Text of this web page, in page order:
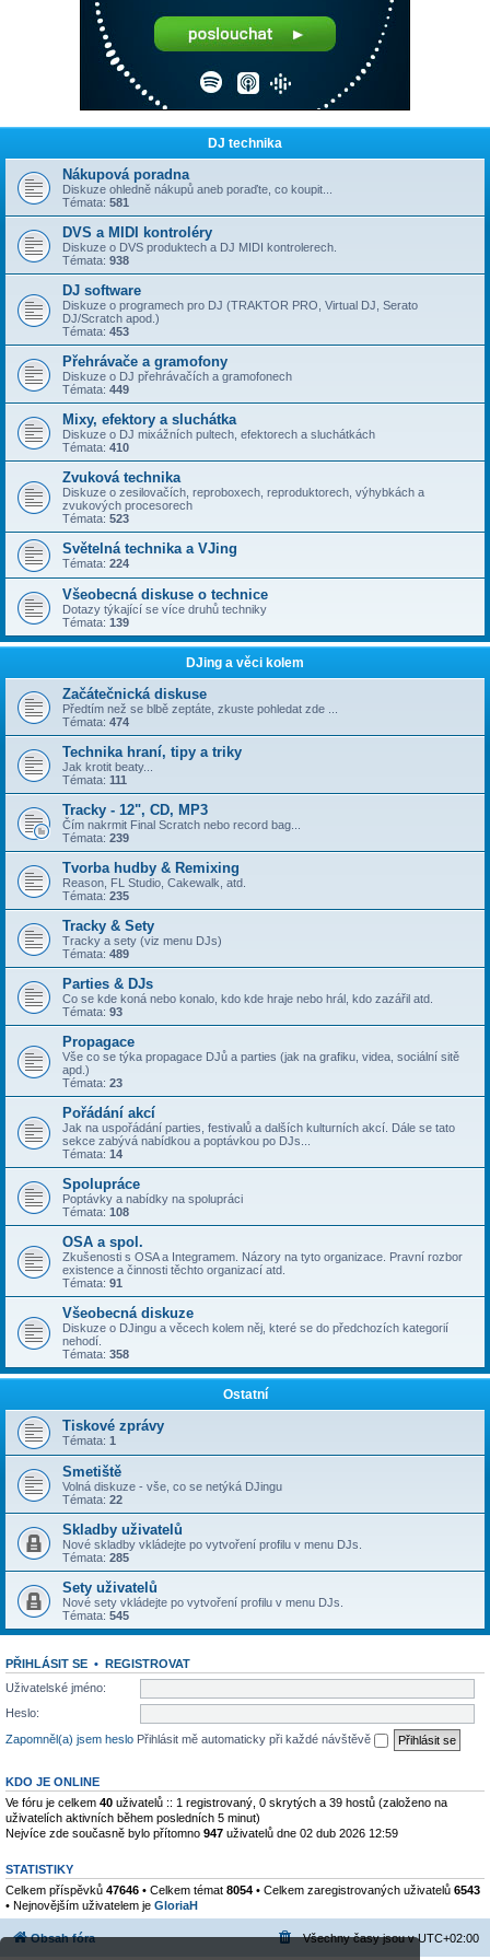
DJ technika
Nákupová poradna
Diskuze ohledně nákupů aneb poraďte, co koupit...
Témata: 581
DVS a MIDI kontroléry
Diskuze o DVS produktech a DJ MIDI kontrolerech.
Témata: 938
DJ software
Diskuze o programech pro DJ (TRAKTOR PRO, Virtual DJ, Serato
DJ/Scratch apod.)
Témata: 453
Přehrávače a gramofony
Diskuze o DJ přehrávačích a gramofonech
Témata: 449
Mixy, efektory a sluchátka
Diskuze o DJ mixážních pultech, efektorech a sluchátkách
Témata: 410
Zvuková technika
Diskuze o zesilovačích, reproboxech, reproduktorech, výhybkách a
zvukových procesorech
Témata: 523
Světelná technika a VJing
Témata: 224
Všeobecná diskuse o technice
Dotazy týkající se více druhů techniky
Témata: 139
DJing a věci kolem
Začátečnická diskuse
Předtím než se blbě zeptáte, zkuste pohledat zde ...
Témata: 474
Technika hraní, tipy a triky
Jak krotit beaty...
Témata: 111
Tracky - 12", CD, MP3
Čím nakrmit Final Scratch nebo record bag...
Témata: 239
Tvorba hudby & Remixing
Reason, FL Studio, Cakewalk, atd.
Témata: 235
Tracky & Sety
Tracky a sety (viz menu DJs)
Témata: 489
Parties & DJs
Co se kde koná nebo konalo, kdo kde hraje nebo hrál, kdo zazářil atd.
Témata: 93
Propagace
Vše co se týka propagace DJů a parties (jak na grafiku, videa, sociální sitě
apd.)
Témata: 23
Pořádání akcí
Jak na uspořádání parties, festivalů a dalších kulturních akcí. Dále se tato
sekce zabývá nabídkou a poptávkou po DJs...
Témata: 14
Spolupráce
Poptávky a nabídky na spolupráci
Témata: 108
OSA a spol.
Zkušenosti s OSA a Integramem. Názory na tyto organizace. Pravní rozbor
existence a činnosti těchto organizací atd.
Témata: 91
Všeobecná diskuze
Diskuze o DJingu a věcech kolem něj, které se do předchozích kategorií
nehodí.
Témata: 358
Ostatní
Tiskové zprávy
Témata: 1
Smetiště
Volná diskuze - vše, co se netýká DJingu
Témata: 22
Skladby uživatelů
Nové skladby vkládejte po vytvoření profilu v menu DJs.
Témata: 285
Sety uživatelů
Nové sety vkládejte po vytvoření profilu v menu DJs.
Témata: 545
PŘIHLÁSIT SE • REGISTROVAT
Uživatelské jméno:
Heslo:
Zapomněl(a) jsem heslo Přihlásit mě automaticky při každé návštěvě
KDO JE ONLINE
Ve fóru je celkem 40 uživatelů :: 1 registrovaný, 0 skrytých a 39 hostů (založeno na
uživatelích aktivních během posledních 5 minut)
Nejvíce zde současně bylo přítomno 947 uživatelů dne 02 dub 2026 12:59
STATISTIKY
Celkem příspěvků 47646 • Celkem témat 8054 • Celkem zaregistrovaných uživatelů 6543
• Nejnovějším uživatelem je GloriaH
Obsah fóra Všechny časy jsou vUTC+02:00